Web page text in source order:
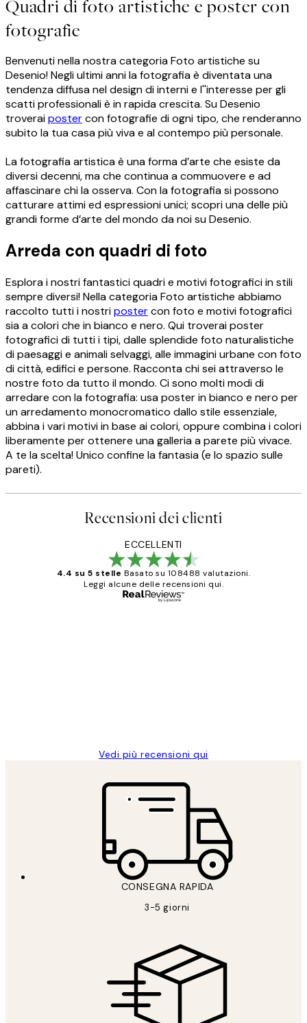
Quadri di foto artistiche e poster con
fotografie
Benvenuti nella nostra categoria Foto artistiche su
Desenio! Negli ultimi anni la fotografia è diventata una
tendenza diffusa nel design di interni e l''interesse per gli
scatti professionali è in rapida crescita. Su Desenio
troveraipostercon fotografie di ogni tipo, che renderanno
subito la tua casa più viva e al contempo più personale.
La fotografia artistica è una forma d’arte che esiste da
diversi decenni, ma che continua a commuovere e ad
affascinare chi la osserva. Con la fotografia si possono
catturare attimi ed espressioni unici; scopri una delle più
grandi forme d’arte del mondo da noi su Desenio.
Arreda con quadri di foto
Esplora i nostri fantastici quadri e motivi fotografici in stili
sempre diversi! Nella categoria Foto artistiche abbiamo
raccolto tutti i nostripostercon foto e motivi fotografici
sia a colori che in bianco e nero. Qui troverai poster
fotografici di tutti i tipi, dalle splendide foto naturalistiche
di paesaggi e animali selvaggi, alle immagini urbane con foto
di città, edifici e persone. Racconta chi sei attraverso le
nostre foto da tutto il mondo. Ci sono molti modi di
arredare con la fotografia: usa poster in bianco e nero per
un arredamento monocromatico dallo stile essenziale,
abbina i vari motivi in base ai colori, oppure combina i colori
liberamente per ottenere una galleria a parete più vivace.
A te la scelta! Unico confine la fantasia (e lo spazio sulle
pareti).
Recensioni dei clienti
ECCELLENTI
4.4 su 5 stelle Basato su 108488 valutazioni.
Leggi alcune delle recensioni qui.
Vedi più recensioni qui
CONSEGNA RAPIDA
3-5 giorni